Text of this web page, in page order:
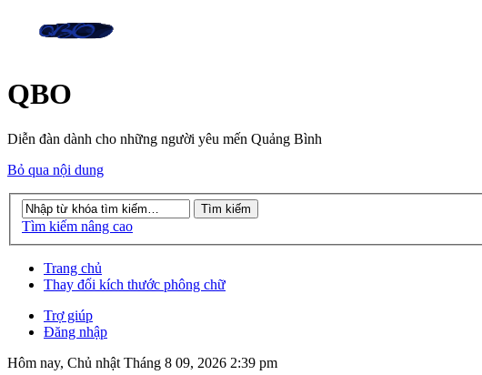
QBO
Diễn đàn dành cho những người yêu mến Quảng Bình
Bỏ qua nội dung
Tìm kiếm nâng cao
Trang chủ
Thay đổi kích thước phông chữ
Trợ giúp
Đăng nhập
Hôm nay, Chủ nhật Tháng 8 09, 2026 2:39 pm